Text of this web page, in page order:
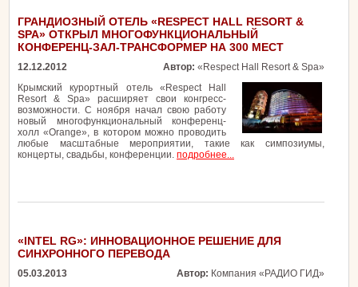
ГРАНДИОЗНЫЙ ОТЕЛЬ «RESPECT HALL RESORT &
SPA» ОТКРЫЛ МНОГОФУНКЦИОНАЛЬНЫЙ
КОНФЕРЕНЦ-ЗАЛ-ТРАНСФОРМЕР НА 300 МЕСТ
12.12.2012 Автор: «Respect Hall Resort & Spa»
Крымский курортный отель «Respect Hall
Resort & Spa» расширяет свои конгресс-
возможности. С ноября начал свою работу
новый многофункциональный конференц-
холл «Orange», в котором можно проводить
любые масштабные мероприятии, такие как симпозиумы,
концерты, свадьбы, конференции. подробнее...
«INTEL RG»: ИННОВАЦИОННОЕ РЕШЕНИЕ ДЛЯ
СИНХРОННОГО ПЕРЕВОДА
05.03.2013 Автор: Компания «РАДИО ГИД»